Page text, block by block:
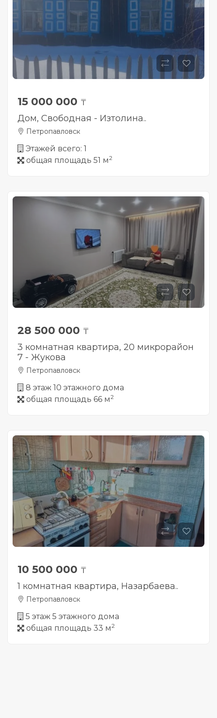
15 000 000 ₸
Дом, Свободная - Изтолина..
Петропавловск
Этажей всего: 1
общая площадь 51 м2
28 500 000 ₸
3 комнатная квартира, 20 микрорайон
7 - Жукова
Петропавловск
8 этаж 10 этажного дома
общая площадь 66 м2
10 500 000 ₸
1 комнатная квартира, Назарбаева..
Петропавловск
5 этаж 5 этажного дома
общая площадь 33 м2